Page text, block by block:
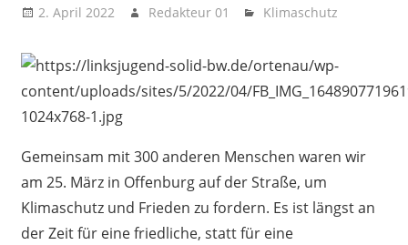
2. April 2022 Redakteur 01 Klimaschutz
Gemeinsam mit 300 anderen Menschen waren wir
am 25. März in Offenburg auf der Straße, um
Klimaschutz und Frieden zu fordern. Es ist längst an
der Zeit für eine friedliche, statt für eine